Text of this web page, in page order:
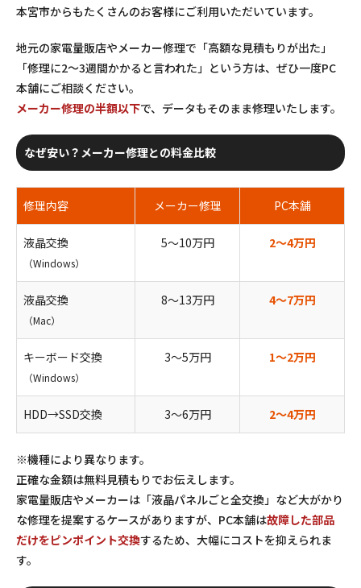
本宮市からもたくさんのお客様にご利用いただいています。
地元の家電量販店やメーカー修理で「高額な見積もりが出た」
「修理に2〜3週間かかると言われた」という方は、ぜひ一度PC
本舗にご相談ください。
メーカー修理の半額以下で、データもそのまま修理いたします。
なぜ安い？メーカー修理との料金比較
修理内容 メーカー修理 PC本舗
液晶交換
（Windows）
5〜10万円 2〜4万円
液晶交換
（Mac）
8〜13万円 4〜7万円
キーボード交換
（Windows）
3〜5万円 1〜2万円
HDD→SSD交換 3〜6万円 2〜4万円
※機種により異なります。
正確な金額は無料見積もりでお伝えします。
家電量販店やメーカーは「液晶パネルごと全交換」など大がかり
な修理を提案するケースがありますが、PC本舗は故障した部品
だけをピンポイント交換するため、大幅にコストを抑えられま
す。